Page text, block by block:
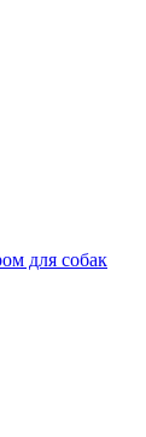
для собак